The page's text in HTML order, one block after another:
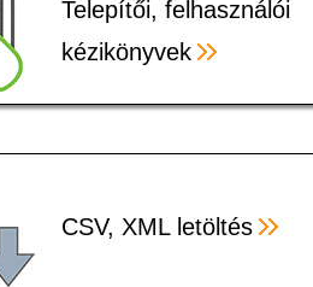
Telepítői, felhasználói
kézikönyvek
CSV, XML letöltés